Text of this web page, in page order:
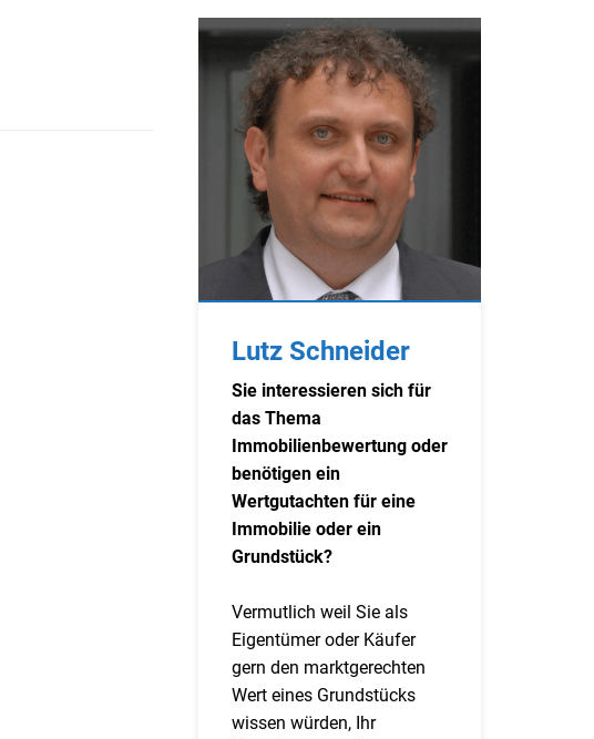
Lutz Schneider
Sie interessieren sich für
das Thema
Immobilienbewertung oder
benötigen ein
Wertgutachten für eine
Immobilie oder ein
Grundstück?
Vermutlich weil Sie als
Eigentümer oder Käufer
gern den marktgerechten
Wert eines Grundstücks
wissen würden, Ihr